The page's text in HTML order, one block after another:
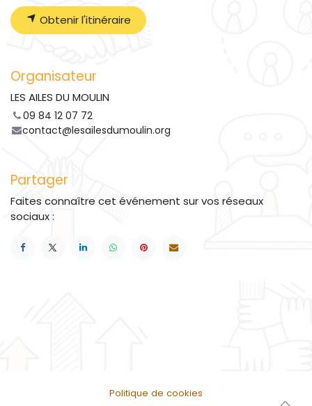
Obtenir l'itinéraire
Organisateur
LES AILES DU MOULIN
09 84 12 07 72
contact@lesailesdumoulin.org
Partager
Faites connaître cet événement sur vos réseaux
sociaux :
Politique de cookies